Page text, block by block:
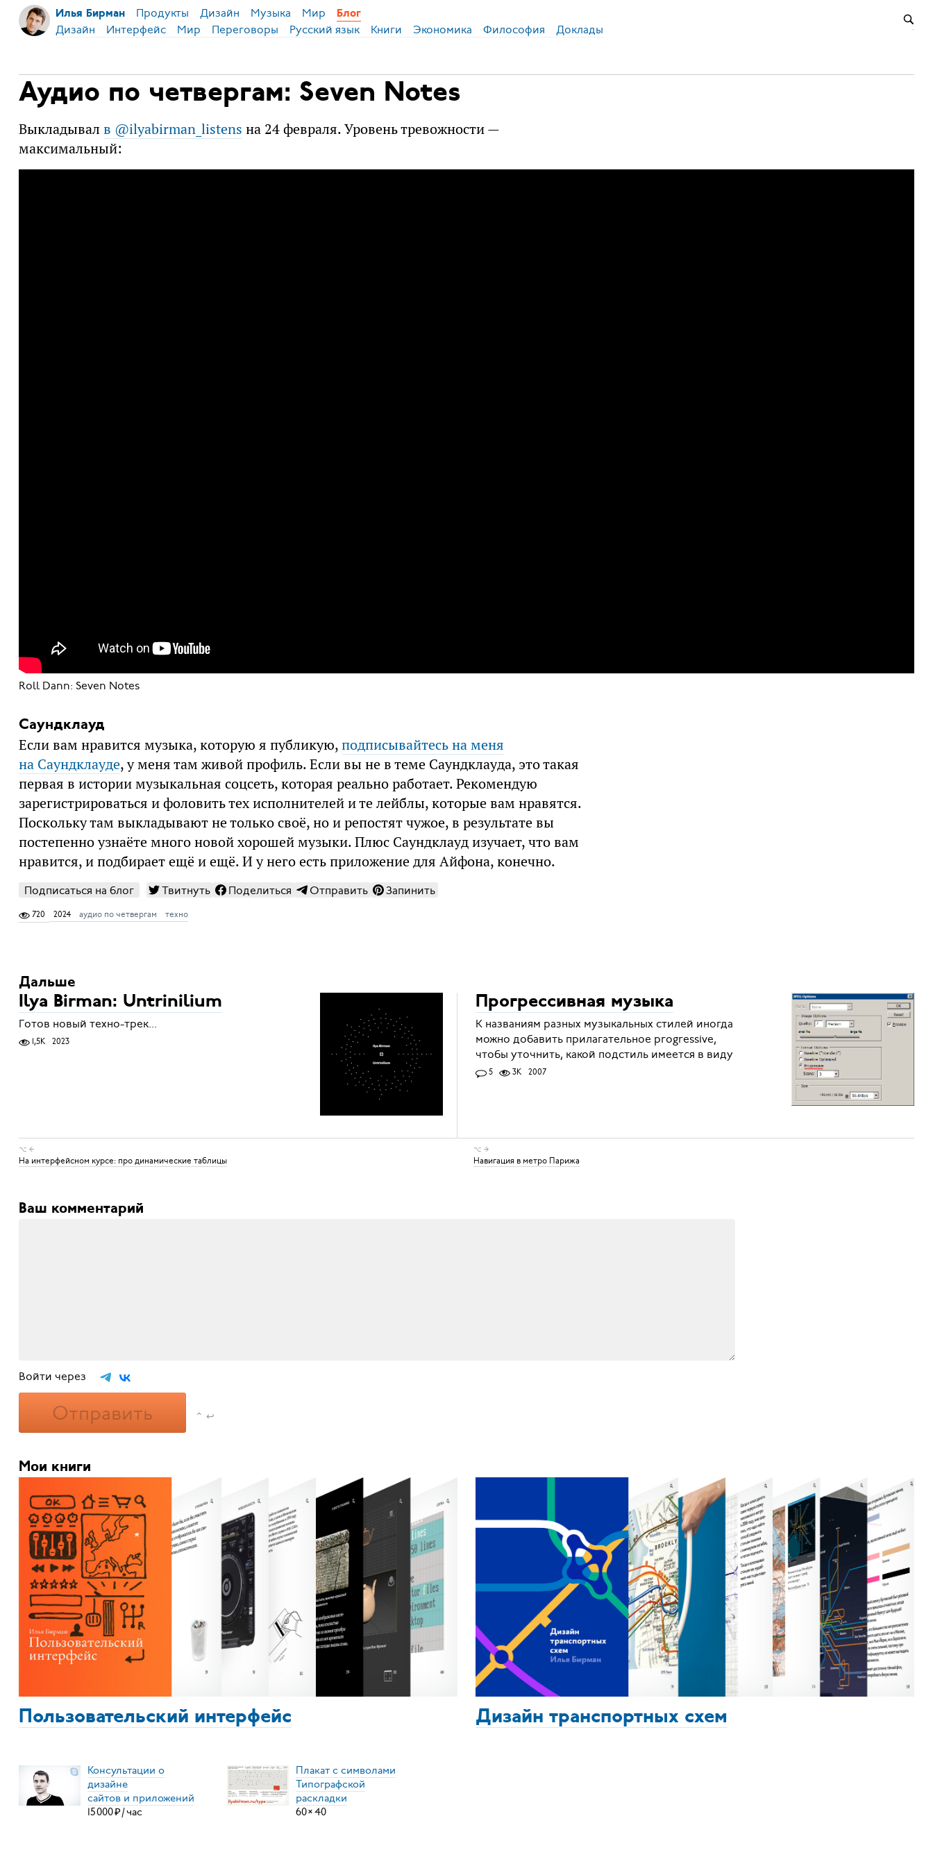
Илья Бирман Продукты Дизайн Музыка Мир Блог
Дизайн Интерфейс Мир Переговоры Русский язык Книги Экономика Философия Доклады
Аудио по четвергам: Seven Notes
Выкладывал в @ilyabirman_listens на 24 февраля. Уровень тревожности —
максимальный:
Roll Dann: Seven Notes
Саундклауд
Если вам нравится музыка, которую я публикую,подписывайтесь на меня
на Саундклауде, у меня там живой профиль. Если вы не в теме Саундклауда, это такая
первая в истории музыкальная соцсеть, которая реально работает. Рекомендую
зарегистрироваться и фоловить тех исполнителей и те лейблы, которые вам нравятся.
Поскольку там выкладывают не только своё, но и репостят чужое, в результате вы
постепенно узнаёте много новой хорошей музыки. Плюс Саундклауд изучает, что вам
нравится, и подбирает ещё и ещё. И у него есть приложение для Айфона, конечно.
Подписаться на блог Твитнуть Поделиться Отправить Запинить
720 2024 аудио по четвергам техно
Дальше
Ilya Birman: Untrinilium
Готов новый техно-трек...
1,5K 2023
Прогрессивная музыка
К названиям разных музыкальных стилей иногда
можно добавить прилагательное progressive,
чтобы уточнить, какой подстиль имеется в виду
5 3K 2007
⌥ ←
На интерфейсном курсе: про динамические таблицы
⌥ →
Навигация в метро Парижа
Ваш комментарий
Войти через
Отправить ⌃ ↩
Мои книги
Пользовательский интерфейс Дизайн транспортных схем
Консультации о
дизайне
сайтов и приложений
15000₽/час
Плакат с символами
Типографской
раскладки
60×40